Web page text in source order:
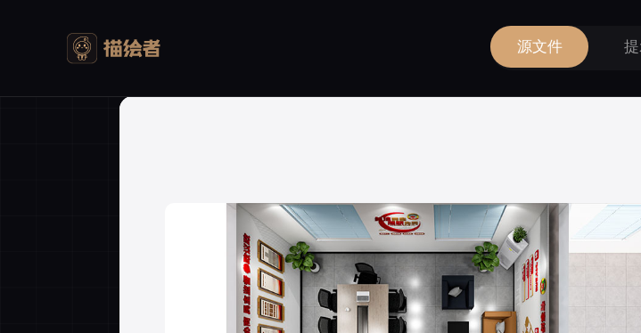
源文件
描绘者设计
登录后解锁全部素材与